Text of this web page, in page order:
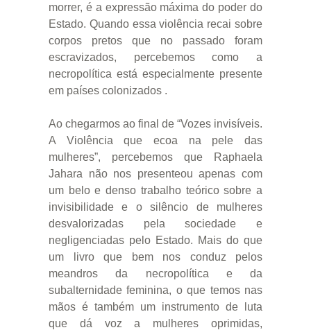
morrer, é a expressão máxima do poder do
Estado. Quando essa violência recai sobre
corpos pretos que no passado foram
escravizados, percebemos como a
necropolítica está especialmente presente
em países colonizados .
Ao chegarmos ao final de “Vozes invisíveis.
A Violência que ecoa na pele das
mulheres”, percebemos que Raphaela
Jahara não nos presenteou apenas com
um belo e denso trabalho teórico sobre a
invisibilidade e o silêncio de mulheres
desvalorizadas pela sociedade e
negligenciadas pelo Estado. Mais do que
um livro que bem nos conduz pelos
meandros da necropolítica e da
subalternidade feminina, o que temos nas
mãos é também um instrumento de luta
que dá voz a mulheres oprimidas,